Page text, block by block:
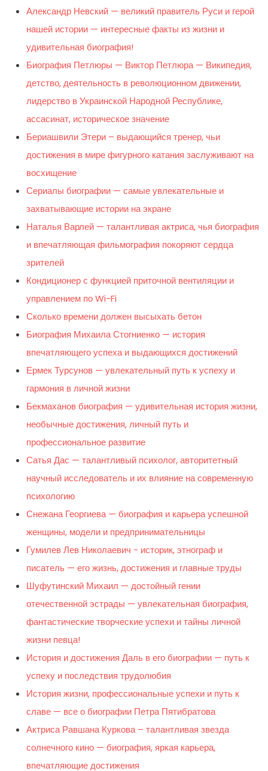
Александр Невский — великий правитель Руси и герой
нашей истории — интересные факты из жизни и
удивительная биография!
Биография Петлюры — Виктор Петлюра — Википедия,
детство, деятельность в революционном движении,
лидерство в Украинской Народной Республике,
ассасинат, историческое значение
Бериашвили Этери – выдающийся тренер, чьи
достижения в мире фигурного катания заслуживают на
восхищение
Сериалы биографии — самые увлекательные и
захватывающие истории на экране
Наталья Варлей — талантливая актриса, чья биография
и впечатляющая фильмография покоряют сердца
зрителей
Кондиционер с функцией приточной вентиляции и
управлением по Wi-Fi
Сколько времени должен высыхать бетон
Биография Михаила Стогниенко — история
впечатляющего успеха и выдающихся достижений
Ермек Турсунов — увлекательный путь к успеху и
гармония в личной жизни
Бекмаханов биография — удивительная история жизни,
необычные достижения, личный путь и
профессиональное развитие
Сатья Дас — талантливый психолог, авторитетный
научный исследователь и их влияние на современную
психологию
Снежана Георгиева — биография и карьера успешной
женщины, модели и предпринимательницы
Гумилев Лев Николаевич − историк, этнограф и
писатель — его жизнь, достижения и главные труды
Шуфутинский Михаил — достойный гении
отечественной эстрады — увлекательная биография,
фантастические творческие успехи и тайны личной
жизни певца!
История и достижения Даль в его биографии — путь к
успеху и последствия трудолюбия
История жизни, профессиональные успехи и путь к
славе — все о биографии Петра Пятибратова
Актриса Равшана Куркова – талантливая звезда
солнечного кино — биография, яркая карьера,
впечатляющие достижения